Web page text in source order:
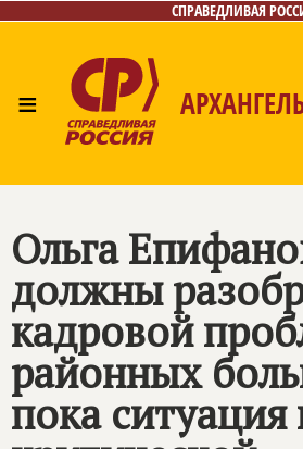
СПРАВЕДЛИВАЯ
≡
Контакты
Ольга
должны
кадровой
районных
пока ситуация